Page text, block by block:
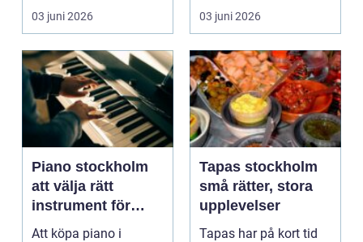
spelar en avgörande
roll f&...
03 juni 2026
hang till att bli en ...
03 juni 2026
Piano stockholm
att välja rätt
instrument för
hem och scen
Att köpa piano i
Tapas stockholm
små rätter, stora
upplevelser
Tapas har på kort tid